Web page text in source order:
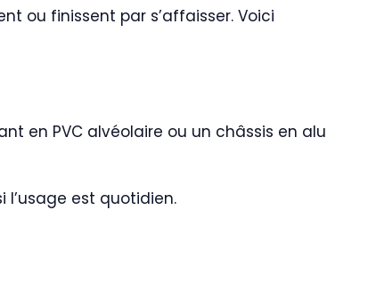
ou finissent par s’affaisser. Voici
en PVC alvéolaire ou un châssis en alu
l’usage est quotidien.